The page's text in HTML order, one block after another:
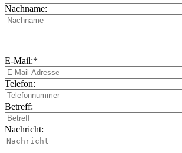
Nachname:
E-Mail:*
Telefon:
Betreff:
Nachricht: